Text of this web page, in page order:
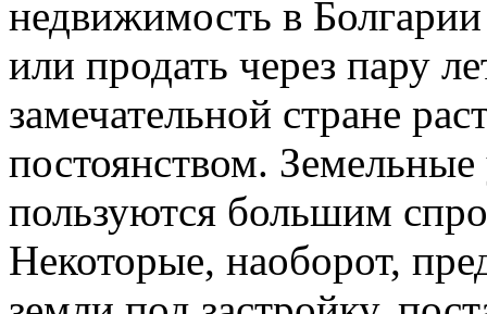
недвижимость в Болгарии
или продать через пару
замечательной стране
постоянством. Земельные
пользуются большим
Некоторые, наоборот,